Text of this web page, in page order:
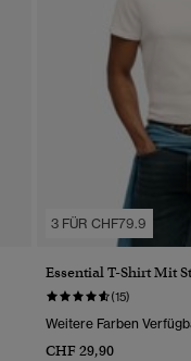
3 FÜR CHF79.9
Essential T-Shirt Mit
(15)
Weitere Farben
CHF 29,90